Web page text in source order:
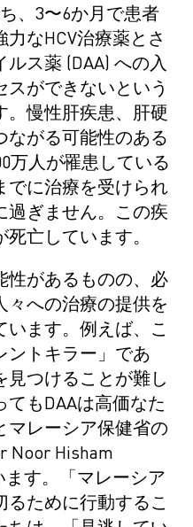
、3〜6か月で患者
なHCV治療薬とさ
ス薬 (DAA) への入
ができないという
。慢性肝疾患、肝硬
ながる可能性のある
万人が罹患している
でに治療を受けられ
過ぎません。この疾
亡しています。
性があるものの、必
々への治療の提供を
います。例えば、こ
ントキラー」であ
見つけることが難し
てもDAAは高価なた
マレーシア保健省の
Noor Hisham
す。「マレーシア
るために行動するこ